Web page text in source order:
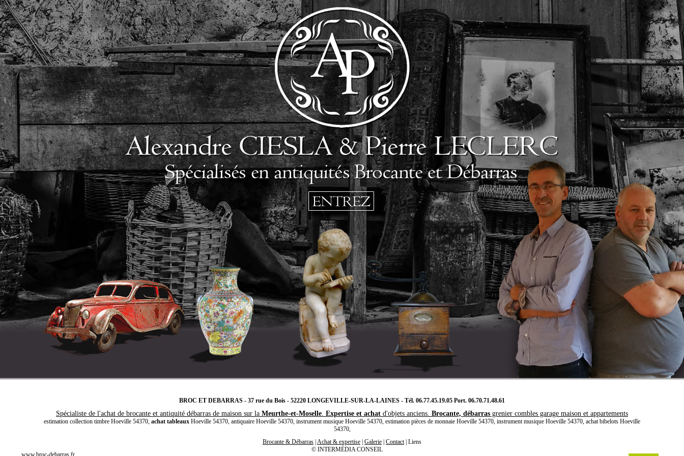
BROC ET DEBARRAS - 37 rue du Bois - 52220 LONGEVILLE-SUR-LA-LAINES - Tél. 06.77.45.19.05 Port. 06.70.71.48.61
Spécialiste de l'achat de brocante et antiquité débarras de maison sur la Meurthe-et-Moselle. Expertise et achat d'objets anciens. Brocante, débarras grenier combles garage maison et appartements
estimation collection timbre Hoeville 54370, achat tableaux Hoeville 54370, antiquaire Hoeville 54370, instrument musique Hoeville 54370, estimation pièces de monnaie Hoeville 54370, instrument musique Hoeville 54370, achat bibelots Hoeville
54370,
Brocante & Débarras Achat & expertise Galerie Contact| Liens
www.broc-debarras.fr
© INTERMÉDIA CONSEIL